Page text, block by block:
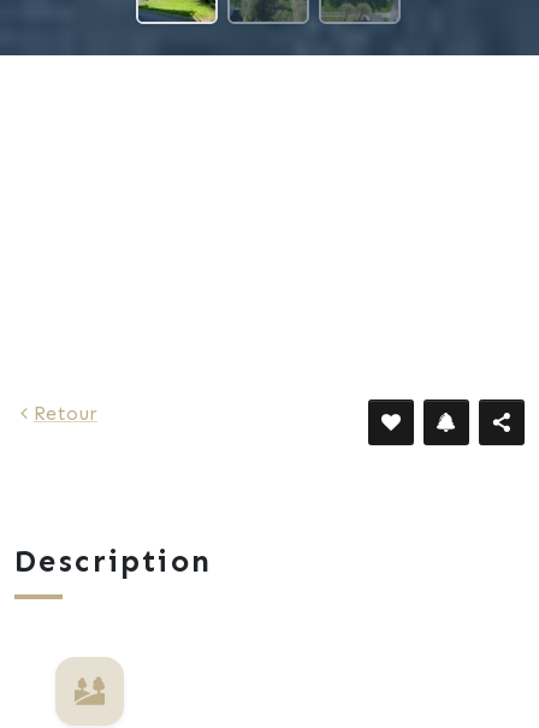
Retour
Description